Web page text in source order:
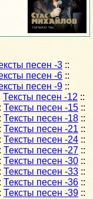
песен -3 ::
песен -6 ::
песен -9 ::
Тексты песен -12 ::
Тексты песен -15 ::
Тексты песен -18 ::
Тексты песен -21 ::
Тексты песен -24 ::
Тексты песен -27 ::
Тексты песен -30 ::
Тексты песен -33 ::
Тексты песен -36 ::
Тексты песен -39 ::